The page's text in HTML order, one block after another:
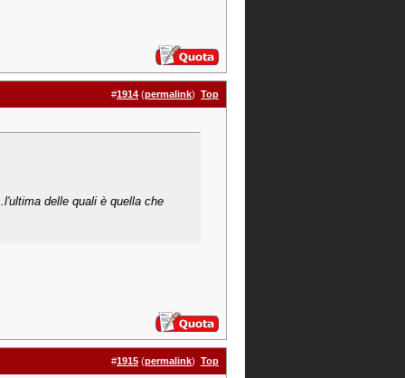
#1914 (permalink) Top
delle quali è quella che
#1915 (permalink) Top